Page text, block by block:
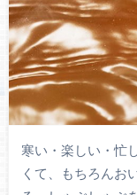
寒い・楽しい・忙
くて、もちろんお